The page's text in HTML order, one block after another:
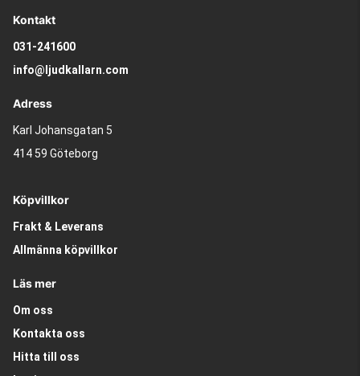
Kontakt
031-241600
info@ljudkallarn.com
Adress
Karl Johansgatan 5
414 59 Göteborg
Köpvillkor
Frakt & Leverans
Allmänna köpvillkor
Läs mer
Om oss
Kontakta oss
Hitta till oss